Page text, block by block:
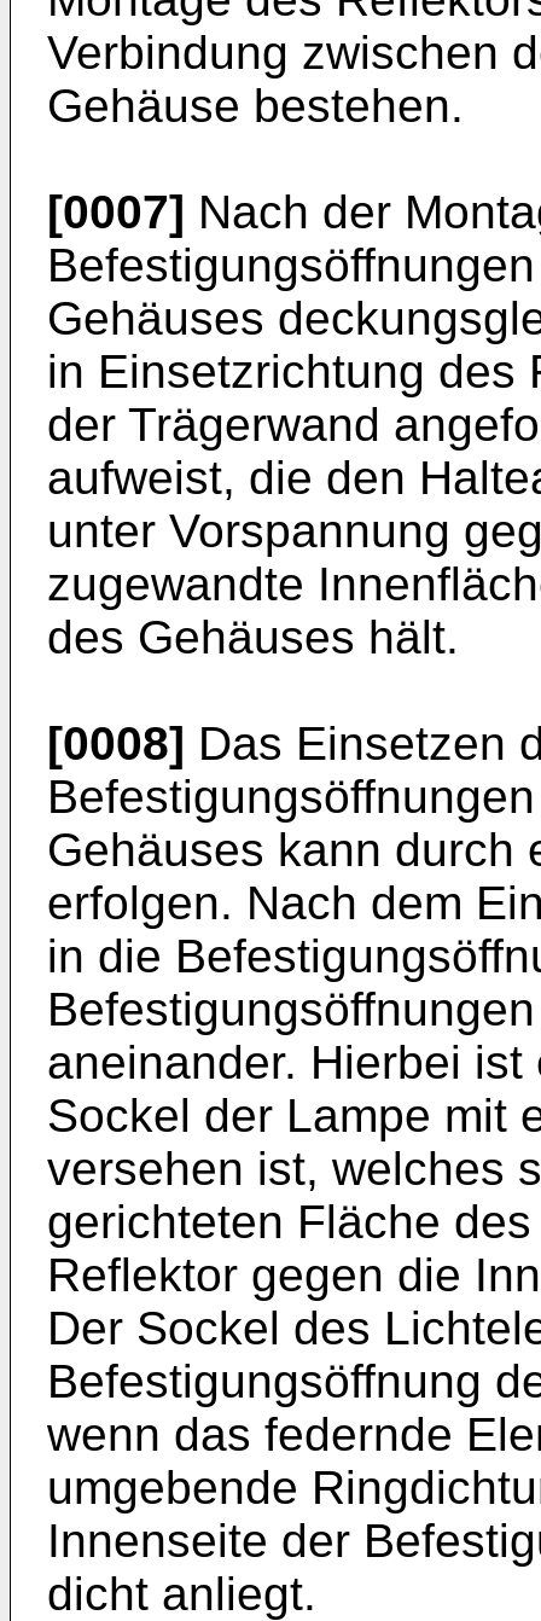
Verbindung zwischen
Gehäuse bestehen.
[0007] Nach der
Gehäuses
in Einsetzrichtung des
der Trägerwand
aufweist, die den
unter Vorspannung
zugewandte
des Gehäuses hält.
[0008] Das Einsetzen
Gehäuses kann durch
erfolgen. Nach dem
in die
aneinander. Hierbei
Sockel der Lampe mit
versehen ist, welches
gerichteten Fläche
Reflektor gegen die
Der Sockel des
Befestigungsöffnung
wenn das federnde
umgebende
Innenseite der
dicht anliegt.